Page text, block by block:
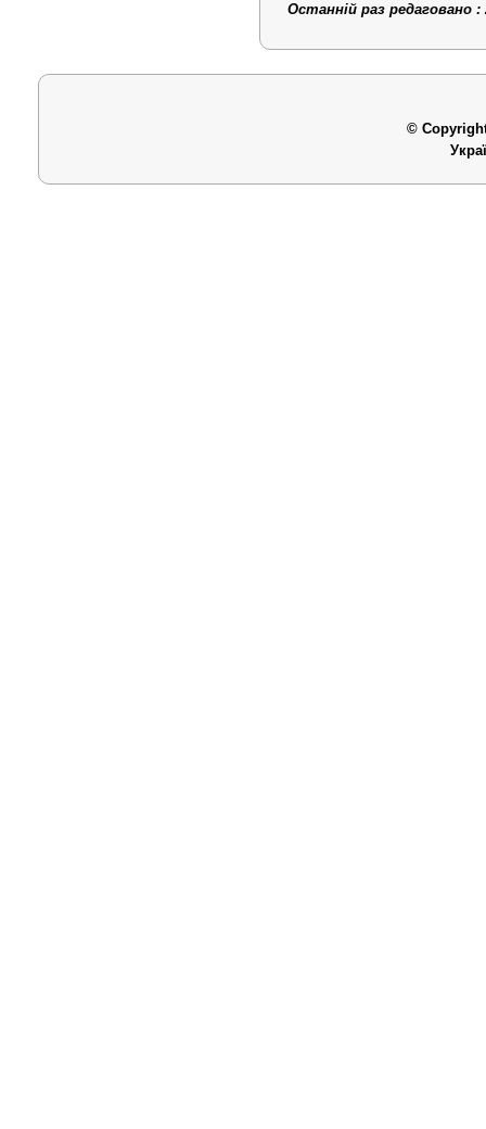
Останній раз редаговано :
©